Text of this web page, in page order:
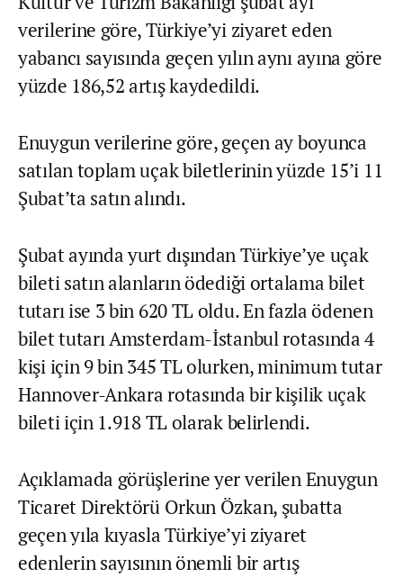
verilerine göre, Türkiye’yi ziyaret eden
yabancı sayısında geçen yılın aynı ayına göre
yüzde 186,52 artış kaydedildi.
Enuygun verilerine göre, geçen ay boyunca
satılan toplam uçak biletlerinin yüzde 15’i 11
Şubat’ta satın alındı.
Şubat ayında yurt dışından Türkiye’ye uçak
bileti satın alanların ödediği ortalama bilet
tutarı ise 3 bin 620 TL oldu. En fazla ödenen
bilet tutarı Amsterdam-İstanbul rotasında 4
kişi için 9 bin 345 TL olurken, minimum tutar
Hannover-Ankara rotasında bir kişilik uçak
bileti için 1.918 TL olarak belirlendi.
Açıklamada görüşlerine yer verilen Enuygun
Ticaret Direktörü Orkun Özkan, şubatta
geçen yıla kıyasla Türkiye’yi ziyaret
edenlerin sayısının önemli bir artış